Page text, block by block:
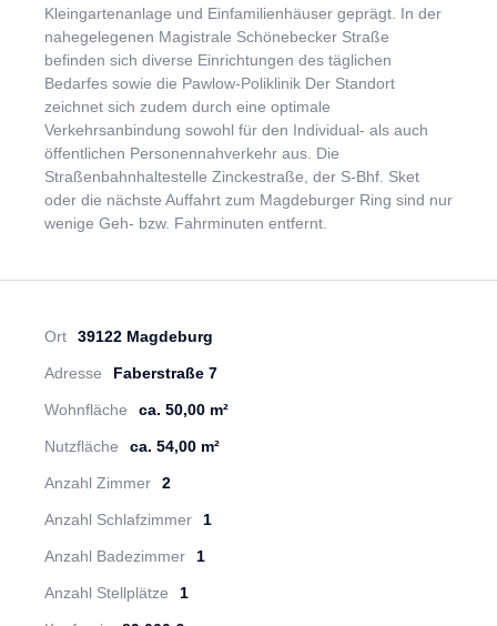
Kleingartenanlage und Einfamilienhäuser geprägt. In der
nahegelegenen Magistrale Schönebecker Straße
befinden sich diverse Einrichtungen des täglichen
Bedarfes sowie die Pawlow-Poliklinik Der Standort
zeichnet sich zudem durch eine optimale
Verkehrsanbindung sowohl für den Individual- als auch
öffentlichen Personennahverkehr aus. Die
Straßenbahnhaltestelle Zinckestraße, der S-Bhf. Sket
oder die nächste Auffahrt zum Magdeburger Ring sind nur
wenige Geh- bzw. Fahrminuten entfernt.
Ort 39122 Magdeburg
Adresse Faberstraße 7
Wohnfläche ca. 50,00 m²
Nutzfläche ca. 54,00 m²
Anzahl Zimmer 2
Anzahl Schlafzimmer 1
Anzahl Badezimmer 1
Anzahl Stellplätze 1